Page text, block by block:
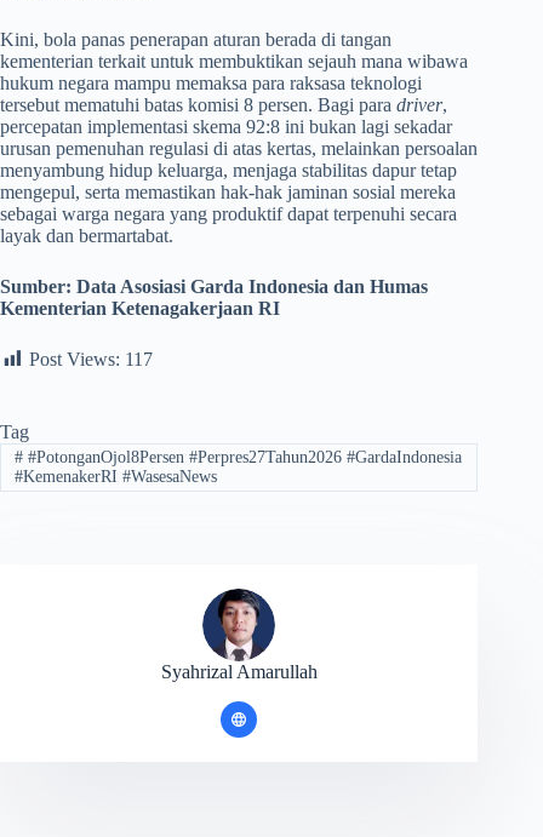
​Kini, bola panas penerapan aturan berada di tangan
kementerian terkait untuk membuktikan sejauh mana wibawa
hukum negara mampu memaksa para raksasa teknologi
tersebut mematuhi batas komisi 8 persen. Bagi para driver,
percepatan implementasi skema 92:8 ini bukan lagi sekadar
urusan pemenuhan regulasi di atas kertas, melainkan persoalan
menyambung hidup keluarga, menjaga stabilitas dapur tetap
mengepul, serta memastikan hak-hak jaminan sosial mereka
sebagai warga negara yang produktif dapat terpenuhi secara
layak dan bermartabat.
Sumber: Data Asosiasi Garda Indonesia dan Humas
Kementerian Ketenagakerjaan RI
Post Views: 117
Tag
##PotonganOjol8Persen #Perpres27Tahun2026 #GardaIndonesia
#KemenakerRI #WasesaNews
Syahrizal Amarullah